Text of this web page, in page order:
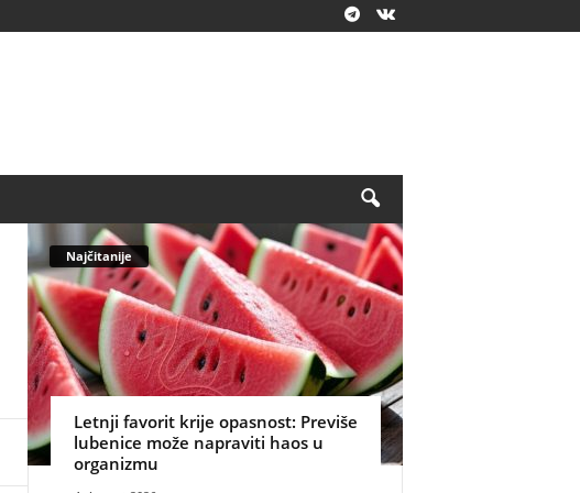
Najčitanije
Letnji favorit krije opasnost: Previše
lubenice može napraviti haos u
organizmu